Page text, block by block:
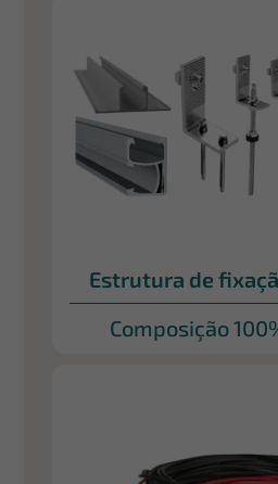
Estrutura de
Composição